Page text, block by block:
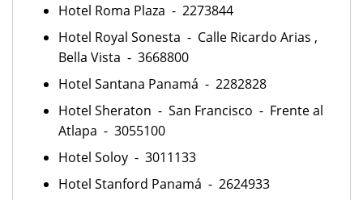
Hotel Roma Plaza - 2273844
Hotel Royal Sonesta - Calle Ricardo Arias ,
Bella Vista - 3668800
Hotel Santana Panamá - 2282828
Hotel Sheraton - San Francisco - Frente al
Atlapa - 3055100
Hotel Soloy - 3011133
Hotel Stanford Panamá - 2624933